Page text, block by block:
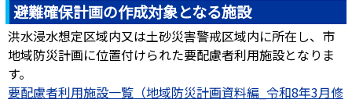
避難確保計画の作成対象となる施設
洪水浸水想定区域内又は土砂災害警戒区域内に所在し、市
地域防災計画に位置付けられた要配慮者利用施設となりま
す。
要配慮者利用施設一覧（地域防災計画資料編_令和8年3月修